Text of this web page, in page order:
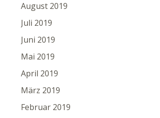
August 2019
Juli 2019
Juni 2019
Mai 2019
April 2019
März 2019
Februar 2019